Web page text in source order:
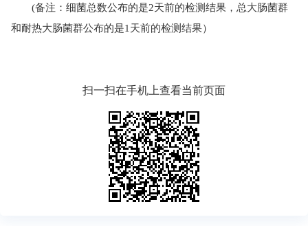
(备注：细菌总数公布的是2天前的检测结果，总大肠菌群
和耐热大肠菌群公布的是1天前的检测结果）
扫一扫在手机上查看当前页面